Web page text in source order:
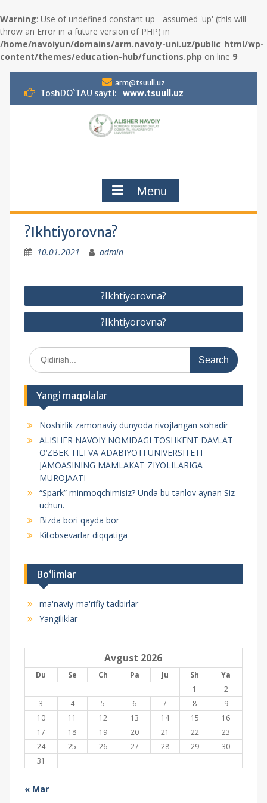
Warning: Use of undefined constant up - assumed 'up' (this will
throw an Error in a future version of PHP) in
/home/navoiyun/domains/arm.navoiy-uni.uz/public_html/wp-
content/themes/education-hub/functions.php on line 9
i
n
arm@tsuull.uz
ToshDO`TAU sayti: www.tsuull.uz
Menu
?Ikhtiyorovna?
10.01.2021 admin
P
o
m
u
?Ikhtiyorovna?
?Ikhtiyorovna?
S
e
c
f
o
Yangi maqolalar
Noshirlik zamonaviy dunyoda rivojlangan sohadir
ALISHER NAVOIY NOMIDAGI TOSHKENT DAVLAT
O‘ZBEK TILI VA ADABIYOTI UNIVERSITETI
JAMOASINING MAMLAKAT ZIYOLILARIGA
MUROJAATI
“Spark” minmoqchimisiz? Unda bu tanlov aynan Siz
uchun.
Bizda bori qayda bor
Kitobsevarlar diqqatiga
Bo‘limlar
ma'naviy-ma'rifiy tadbirlar
Yangiliklar
Avgust 2026
Du Se Ch Pa Ju Sh
Ya
1
2
3
4 5 6 7 8
9
10
11 12 13 14 15
16
17
18 19 20 21 22
23
24
25 26 27 28 29
30
31
« Mar